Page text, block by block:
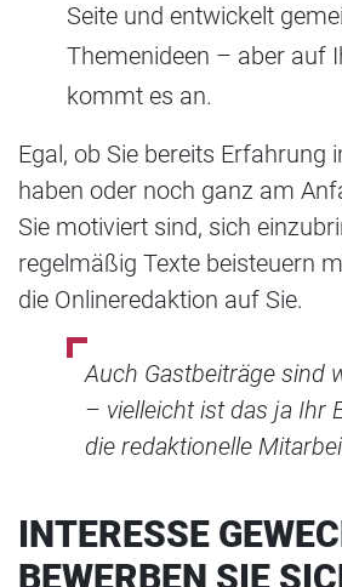
Seite und entwickelt
Themenideen – aber auf
kommt es an.
Egal, ob Sie bereits Erfahrung
haben oder noch ganz am
Sie motiviert sind, sich
regelmäßig Texte beisteuern
die Onlineredaktion auf Sie.
Auch Gastbeiträge sind
– vielleicht ist das ja Ihr
die redaktionelle
INTERESSE
BEWERBEN SIE